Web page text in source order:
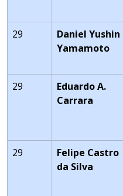
29
Daniel Yushin
Yamamoto
29
Eduardo A.
Carrara
29
Felipe Castro
da Silva